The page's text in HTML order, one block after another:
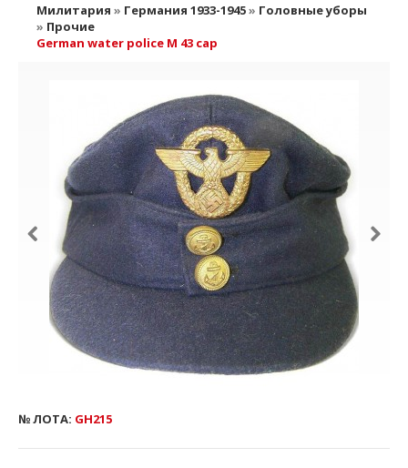
Милитария » Германия 1933-1945» Головные уборы
» Прочие
German water police M 43 cap
№ ЛОТА: GH215